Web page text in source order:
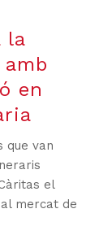
la
en
que van
el
mercat de